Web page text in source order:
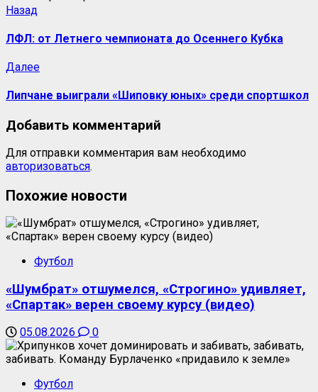
Назад
ЛФЛ: от Летнего чемпионата до Осеннего Кубка
Далее
Липчане выиграли «Шиповку юных» среди спортшкол
Добавить комментарий
Для отправки комментария вам необходимо
авторизоваться.
Похожие новости
Футбол
«Шумбрат» отшумелся, «Строгино» удивляет,
«Спартак» верен своему курсу (видео)
05.08.2026 0
Футбол